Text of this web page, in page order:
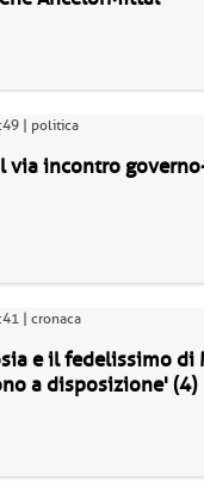
| politica
via incontro
| cronaca
e il fedelissimo di
a disposizione' (4)